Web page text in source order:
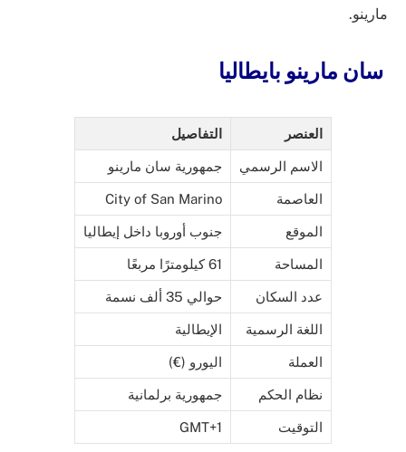
مارينو.
سان مارينو بايطاليا
العنصر التفاصيل
الاسم الرسمي جمهورية سان مارينو
العاصمة City of San Marino
الموقع جنوب أوروبا داخل إيطاليا
المساحة 61 كيلومترًا مربعًا
عدد السكان حوالي 35 ألف نسمة
اللغة الرسمية الإيطالية
العملة اليورو (€)
نظام الحكم جمهورية برلمانية
التوقيت GMT+1